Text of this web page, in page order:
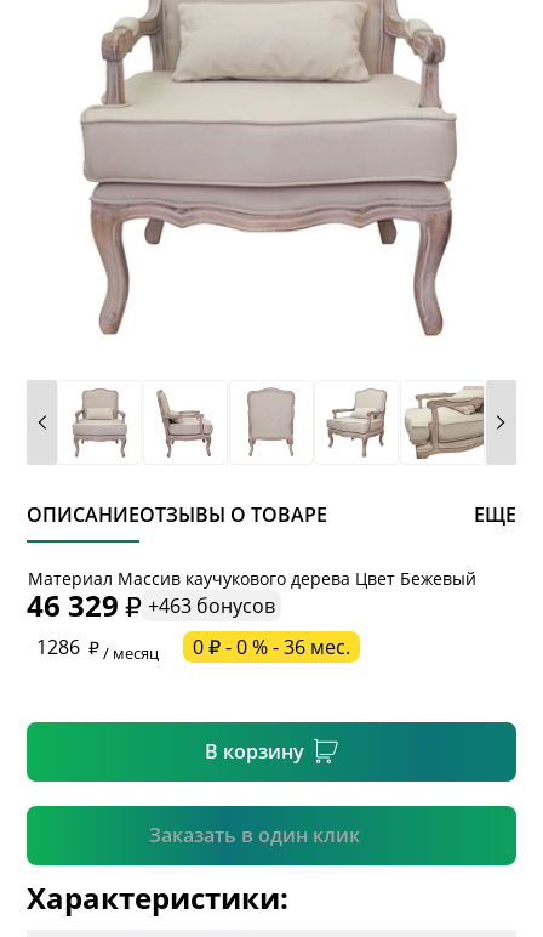
ОПИСАНИЕОТЗЫВЫ О ТОВАРЕ ЕЩЕ
Материал Массив каучукового дерева Цвет Бежевый
46 329
+463 бонусов
1286
/ месяц 0 ₽ - 0 % - 36 мес.
В корзину
Заказать в один клик
* обязательное поле
* необязательное поле
Подтвердить
Характеристики: